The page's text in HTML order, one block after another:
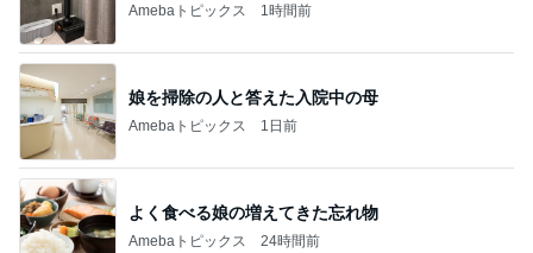
Amebaトピックス 1時間前
娘を掃除の人と答えた入院中の母
Amebaトピックス 1日前
よく食べる娘の増えてきた忘れ物
Amebaトピックス 24時間前